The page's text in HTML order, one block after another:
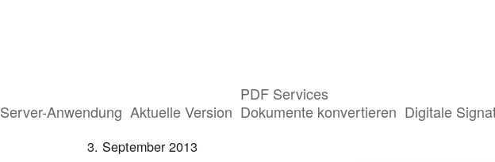
Server-Anwendung Aktuelle Version
PDF Services
Dokumente konvertieren Digitale
Digitale Signatur schafft Rechtsicherheit
3. September 2013